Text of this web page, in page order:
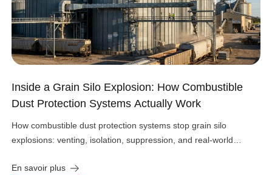
Inside a Grain Silo Explosion: How Combustible
Dust Protection Systems Actually Work
How combustible dust protection systems stop grain silo
explosions: venting, isolation, suppression, and real-world
En savoir plus